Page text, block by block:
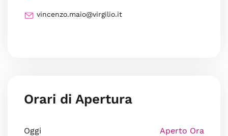
vincenzo.maio@virgilio.it
Orari di Apertura
Oggi Aperto Ora